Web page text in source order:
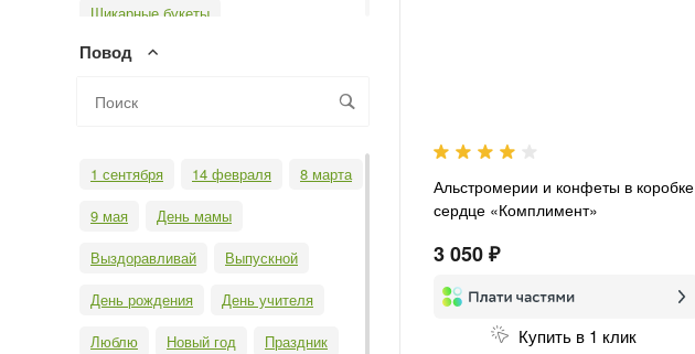
Шикарные букеты
Свадебные букеты
Необычные букеты
Бизнес-букеты
Повод
1 сентября 14 февраля
8 марта
9 мая
День мамы
Выздоравливай
Выпускной
День рождения
День учителя
Люблю
Новый год
Праздник
Альстромерии и конфеты в коробке
сердце «Комплимент»
3 050 ₽
Купить в 1 клик